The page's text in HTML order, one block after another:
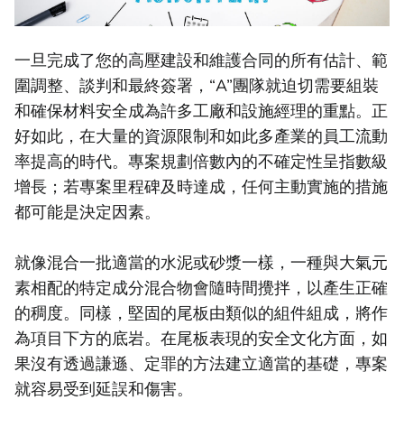
一旦完成了您的高壓建設和維護合同的所有估計、範
圍調整、談判和最終簽署，“A”團隊就迫切需要組裝
和確保材料安全成為許多工廠和設施經理的重點。正
好如此，在大量的資源限制和如此多產業的員工流動
率提高的時代。專案規劃倍數內的不確定性呈指數級
增長；若專案里程碑及時達成，任何主動實施的措施
都可能是決定因素。
就像混合一批適當的水泥或砂漿一樣，一種與大氣元
素相配的特定成分混合物會隨時間攪拌，以產生正確
的稠度。同樣，堅固的尾板由類似的組件組成，將作
為項目下方的底岩。在尾板表現的安全文化方面，如
果沒有透過謙遜、定罪的方法建立適當的基礎，專案
就容易受到延誤和傷害。